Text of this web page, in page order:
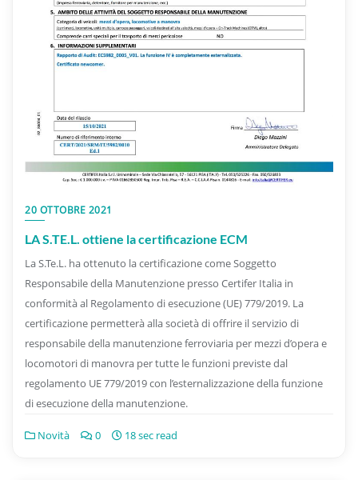
20 OTTOBRE 2021
LA S.TE.L. ottiene la certificazione ECM
La S.Te.L. ha ottenuto la certificazione come Soggetto
Responsabile della Manutenzione presso Certifer Italia in
conformità al Regolamento di esecuzione (UE) 779/2019. La
certificazione permetterà alla società di offrire il servizio di
responsabile della manutenzione ferroviaria per mezzi d’opera e
locomotori di manovra per tutte le funzioni previste dal
regolamento UE 779/2019 con l’esternalizzazione della funzione
di esecuzione della manutenzione.
Novità 0 18 sec read